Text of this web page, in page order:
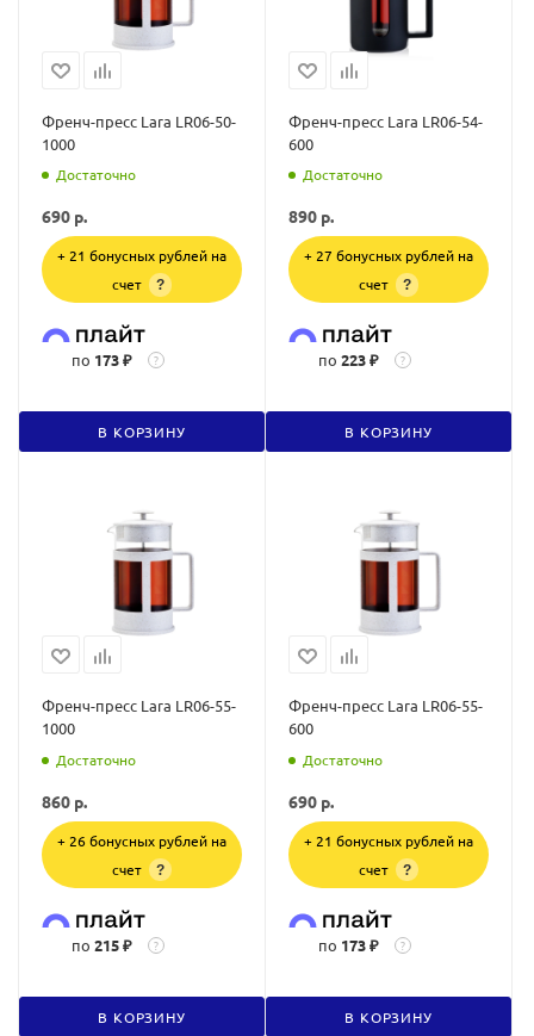
Френч-пресс Lara LR06-50-
1000
Достаточно
690 р.
+ 21 бонусных рублей на
счет
?
по 173 ₽ ?
В КОРЗИНУ
Френч-пресс Lara LR06-54-
600
Достаточно
890 р.
+ 27 бонусных рублей на
счет
?
по 223 ₽ ?
В КОРЗИНУ
Френч-пресс Lara LR06-55-
1000
Достаточно
860 р.
+ 26 бонусных рублей на
счет
?
по 215 ₽ ?
В КОРЗИНУ
Френч-пресс Lara LR06-55-
600
Достаточно
690 р.
+ 21 бонусных рублей на
счет
?
по 173 ₽ ?
В КОРЗИНУ